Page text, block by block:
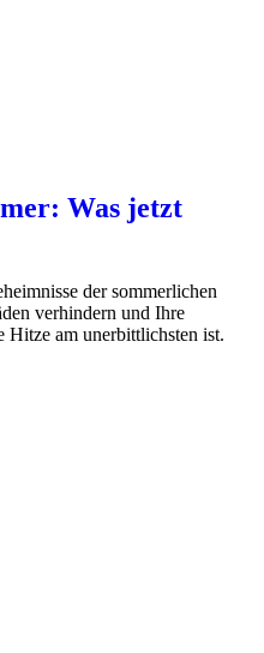
Was jetzt
der sommerlichen
verhindern und Ihre
Hitze am unerbittlichsten ist.